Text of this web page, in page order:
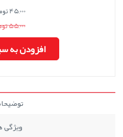
45,000 تومان
55,000 تومان
افزودن به
ویژگی